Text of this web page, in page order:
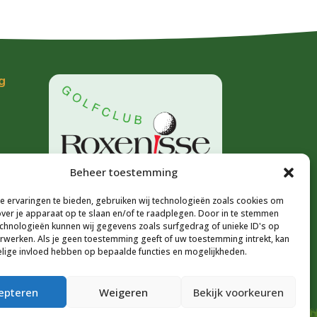
Beheer toestemming
ervaringen te bieden, gebruiken wij technologieën zoals cookies om
je apparaat op te slaan en/of te raadplegen. Door in te stemmen
kunnen wij gegevens zoals surfgedrag of unieke ID's op
Als je geen toestemming geeft of uw toestemming intrekt, kan
invloed hebben op bepaalde functies en mogelijkheden.
Weigeren Bekijk voorkeuren